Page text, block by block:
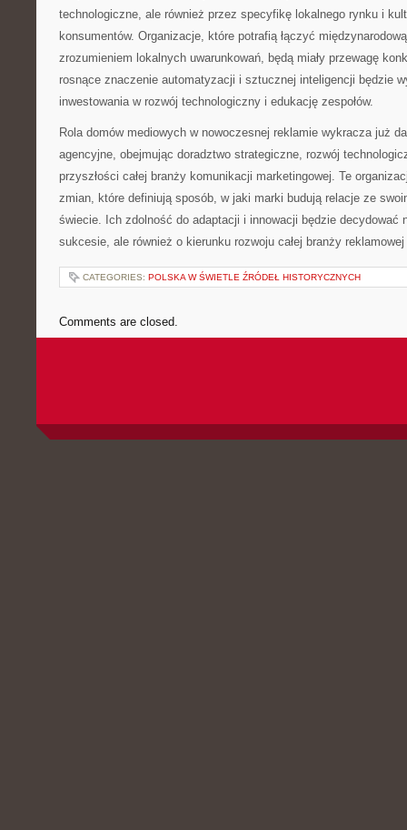
technologiczne, ale również przez specyfikę lokalnego rynku i
konsumentów. Organizacje, które potrafią łączyć
zrozumieniem lokalnych uwarunkowań, będą miały przewagę
rosnące znaczenie automatyzacji i sztucznej inteligencji będzie
inwestowania w rozwój technologiczny i edukację zespołów.
Rola domów mediowych w nowoczesnej reklamie wykracza już
agencyjne, obejmując doradztwo strategiczne, rozwój
przyszłości całej branży komunikacji marketingowej. Te
zmian, które definiują sposób, w jaki marki budują relacje ze
świecie. Ich zdolność do adaptacji i innowacji będzie decydować
sukcesie, ale również o kierunku rozwoju całej branży
CATEGORIES: POLSKA W ŚWIETLE ŹRÓDEŁ HISTORYCZNYCH
Comments are closed.